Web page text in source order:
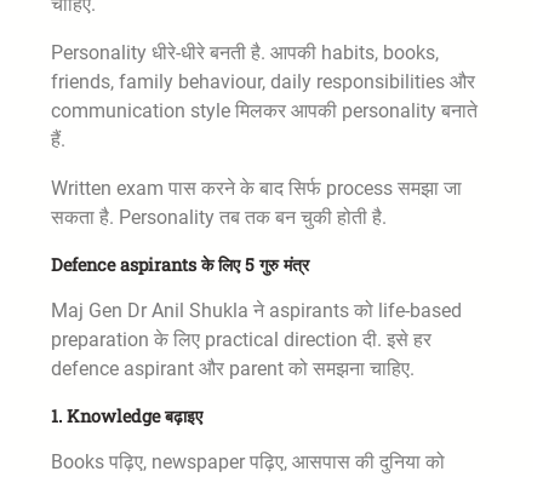
Personality धीरे-धीरे बनती है. आपकी habits, books,
friends, family behaviour, daily responsibilities और
communication style मिलकर आपकी personality बनाते
हैं.
Written exam पास करने के बाद सिर्फ process समझा जा
सकता है. Personality तब तक बन चुकी होती है.
Defence aspirants के लिए 5 गुरु मंत्र
Maj Gen Dr Anil Shukla ने aspirants को life-based
preparation के लिए practical direction दी. इसे हर
defence aspirant और parent को समझना चाहिए.
1. Knowledge बढ़ाइए
Books पढ़िए, newspaper पढ़िए, आसपास की दुनिया को